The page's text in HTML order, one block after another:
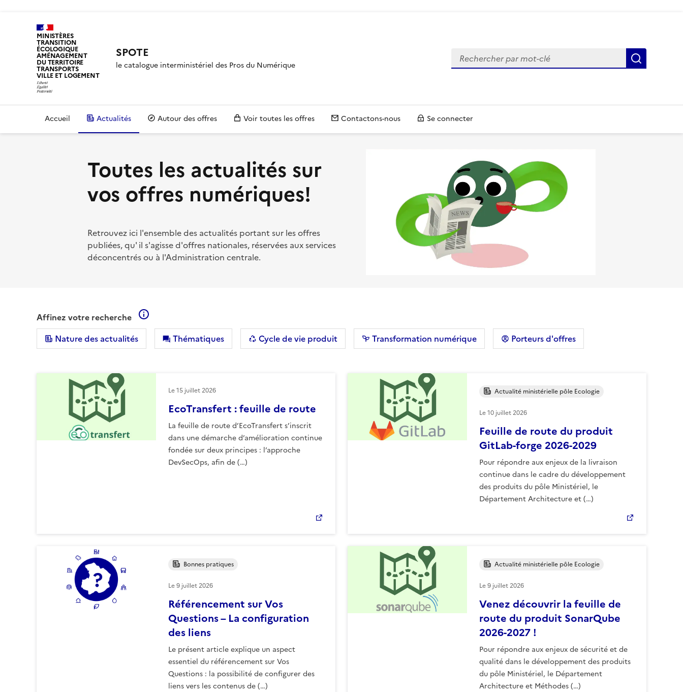
MINISTÈRES
TRANSITION
ÉCOLOGIQUE
AMÉNAGEMENT
DU TERRITOIRE
TRANSPORTS
VILLE ET LOGEMENT
SPOTE
le catalogue interministériel des Pros du Numérique
Rechercher
Accueil Actualités Autour des offres Voir toutes les offres Contactons-nous Se connecter
Toutes les actualités sur
vos offres numériques!
Retrouvez ici l'ensemble des actualités portant sur les offres
publiées, qu' il s'agisse d'offres nationales, réservées aux services
déconcentrés ou à l'Administration centrale.
Affinez votre recherche
Nature des actualités
Thématiques Cycle de vie produit Transformation numérique Porteurs d'offres
EcoTransfert : feuille de route
La feuille de route d’EcoTransfert s’inscrit
dans une démarche d’amélioration continue
fondée sur deux principes : l’approche
DevSecOps, afin de (…)
Le15 juillet 2026
Feuille de route du produit
GitLab-forge 2026-2029
Pour répondre aux enjeux de la livraison
continue dans le cadre du développement
des produits du pôle Ministériel, le
Département Architecture et (…)
Actualité ministérielle pôle Ecologie
Le10 juillet 2026
Référencement sur Vos
Questions – La configuration
des liens
Le présent article explique un aspect
essentiel du référencement sur Vos
Questions : la possibilité de configurer des
liens vers les contenus de (…)
Bonnes pratiques
Le9 juillet 2026
Venez découvrir la feuille de
route du produit SonarQube
2026-2027 !
Pour répondre aux enjeux de sécurité et de
qualité dans le développement des produits
du pôle Ministériel, le Département
Architecture et Méthodes (…)
Actualité ministérielle pôle Ecologie
Le9 juillet 2026